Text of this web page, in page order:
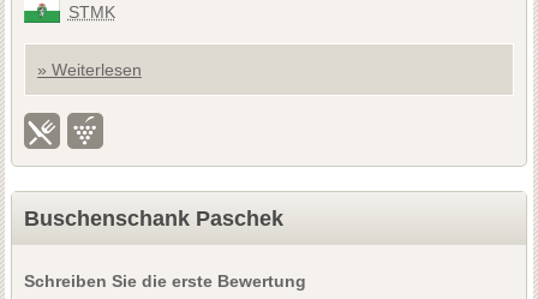
STMK
» Weiterlesen
Buschenschank Paschek
Schreiben Sie die erste Bewertung